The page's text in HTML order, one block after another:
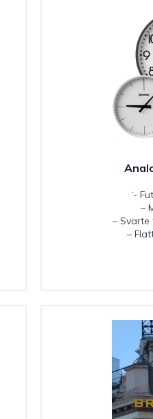
‘-
–
– Svarte
–